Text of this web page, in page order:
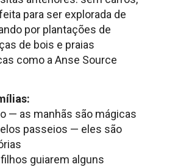
para ser explorada de
por plantações de
de bois e praias
como a Anse Source
— as manhãs são mágicas
passeios — eles são
guiarem alguns